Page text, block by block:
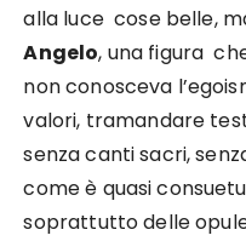
alla luce cose belle,
Angelo, una figura
non conosceva
valori, tramandare
senza canti sacri,
come è quasi
soprattutto delle